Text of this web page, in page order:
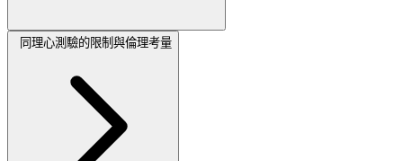
同理心測驗的限制與倫理考量